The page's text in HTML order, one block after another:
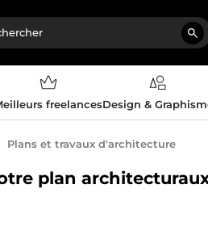
freelancesDesign &
Plans et travaux d'architecture
plan